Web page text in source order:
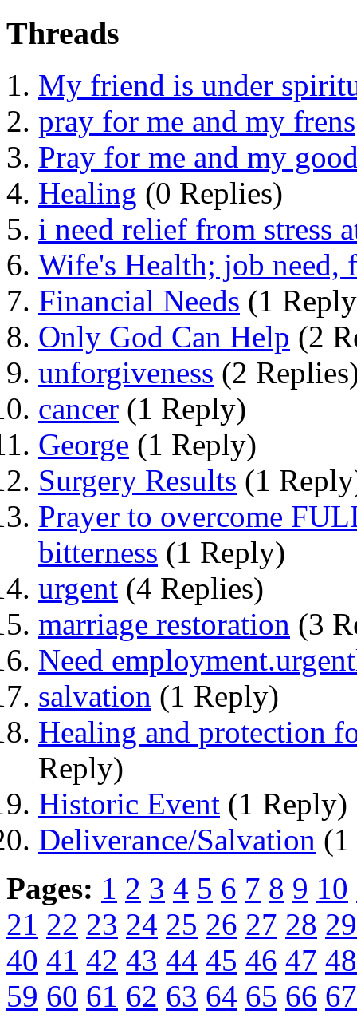
Threads
My friend is under
pray for me and my frens
Pray for me and my
Healing (0 Replies)
i need relief from stress
Wife's Health; job need,
Financial Needs (1
Only God Can Help (2
unforgiveness (2
cancer (1 Reply)
George (1 Reply)
Surgery Results (1
Prayer to overcome
bitterness (1 Reply)
urgent (4 Replies)
marriage restoration (3
Need
salvation (1 Reply)
Healing and protection
Reply)
Historic Event (1 Reply)
Deliverance/Salvation
Pages: 1 2 3 4 5 6 7 8 9 10
21 22 23 24 25 26 27 28 29
40 41 42 43 44 45 46 47 48
59 60 61 62 63 64 65 66 67